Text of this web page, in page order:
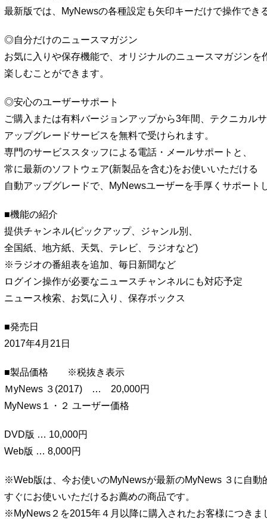
最新版では、MyNewsの各種設定も矢印キーだけで操作でき
◎自分だけのニュースマガジン
お気に入りや保存機能で、オリジナルのニュースマガジンを
楽しむことができます。
◎安心のユーザーサポート
ご購入または有料バージョンアップから3年間、テクニカル
アップグレードサービスを無料で受けられます。
専門のサービススタッフによる電話・メールサポートと、
常に最新のソフトウェア(新製品を含む)をお使いいただける
自動アップグレードで、MyNewsユーザーを手厚くサポート
■機能の紹介
提供チャンネル(ピックアップ、ジャンル別、
全国紙、地方紙、天気、テレビ、ラジオなど)
※ラジオの番組表を追加、毎日新聞など
ログイン操作が必要なニュースチャンネルにも対応予定
ニュース検索、お気に入り、保存ボックス
■発売日
2017年4月21日
■製品価格 ※税抜き表示
ＭyNews ３(2017) … 20,000円
MyNews１・２ ユーザー価格
DVD版 … 10,000円
Web版 … 8,000円
※Web版は、今お使いのMyNewsが最新のMyNews ３に自動
すぐにお使いいただけるお薦めの商品です。
※MyNews２を2015年４月以降に購入されたお客様につきま